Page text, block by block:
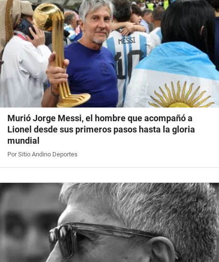
Murió Jorge Messi, el hombre que acompañó a
Lionel desde sus primeros pasos hasta la gloria
mundial
Por Sitio Andino Deportes